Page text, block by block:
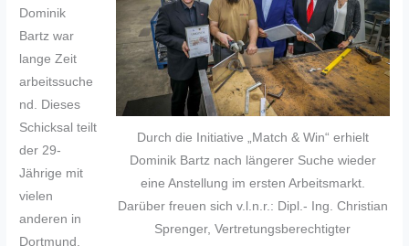
Durch die Initiative „Match & Win“ erhielt
Dominik Bartz nach längerer Suche wieder
eine Anstellung im ersten Arbeitsmarkt.
Darüber freuen sich v.l.n.r.: Dipl.- Ing. Christian
Sprenger, Vertretungsberechtigter
Dominik
Bartz war
lange Zeit
arbeitssuche
nd. Dieses
Schicksal teilt
der 29-
Jährige mit
vielen
anderen in
Dortmund.